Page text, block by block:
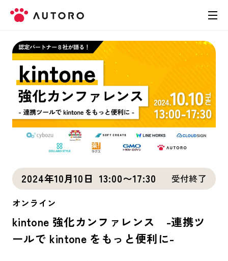
製品
料金
導入事例
お役立ち資料
お問い合わせ
2024年10月10日 13:00〜17:30 受付終了
オンライン
kintone 強化カンファレンス -連携ツ
ールで kintone をもっと便利に-